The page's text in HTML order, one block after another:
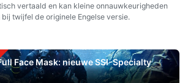
vertaald en kan kleine onnauwkeurigheden
twijfel de originele Engelse versie.
Face Mask: nieuwe SSI-Specialty